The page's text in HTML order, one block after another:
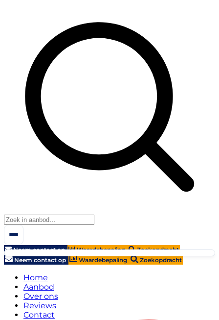
Neem contact op Waardebepaling
Zoekopdracht
Neem contact op
Waardebepaling Zoekopdracht
Home
Aanbod
Over ons
Reviews
Contact